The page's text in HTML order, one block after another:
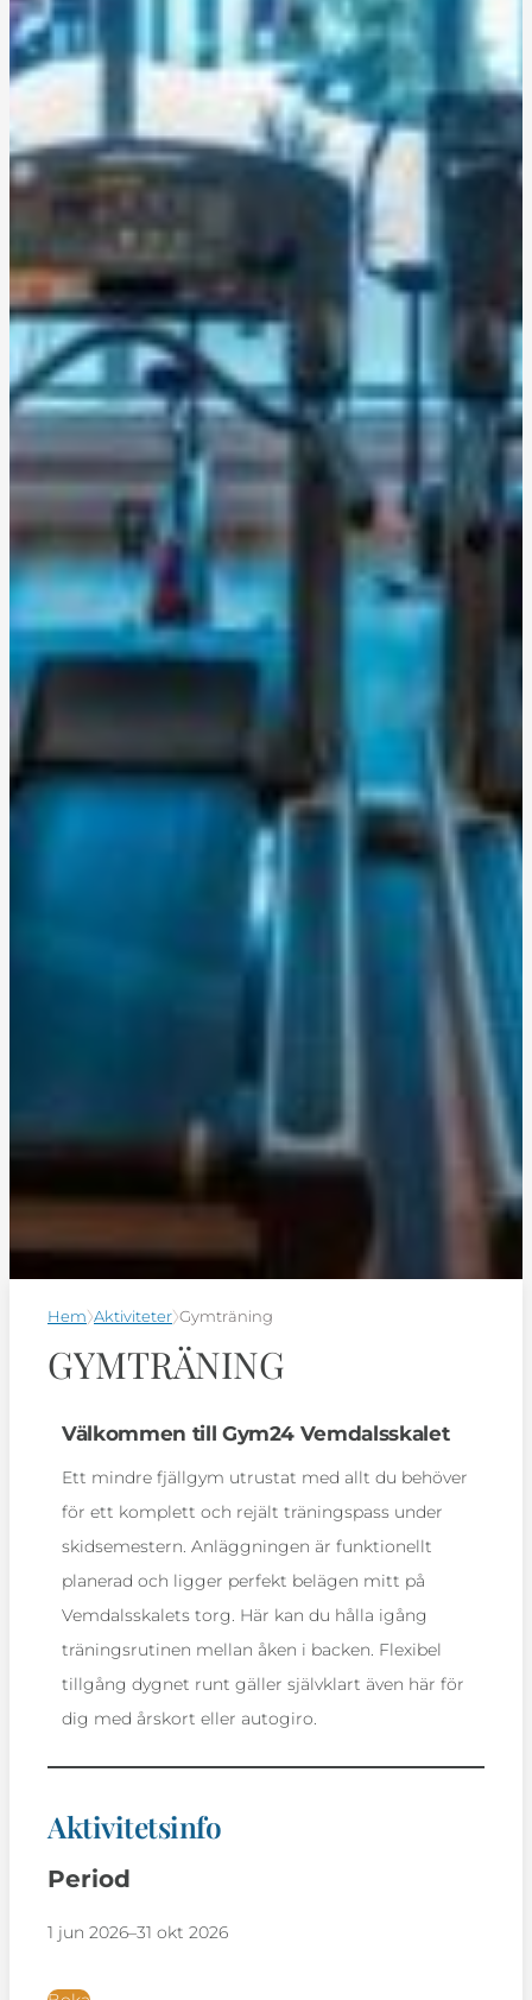
Hem Aktiviteter Gymträning
GYMTRÄNING
Välkommen till Gym24 Vemdalsskalet
Ett mindre fjällgym utrustat med allt du behöver
för ett komplett och rejält träningspass under
skidsemestern. Anläggningen är funktionellt
planerad och ligger perfekt belägen mitt på
Vemdalsskalets torg. Här kan du hålla igång
träningsrutinen mellan åken i backen. Flexibel
tillgång dygnet runt gäller självklart även här för
dig med årskort eller autogiro.
Aktivitetsinfo
Period
1 jun 2026–31 okt 2026